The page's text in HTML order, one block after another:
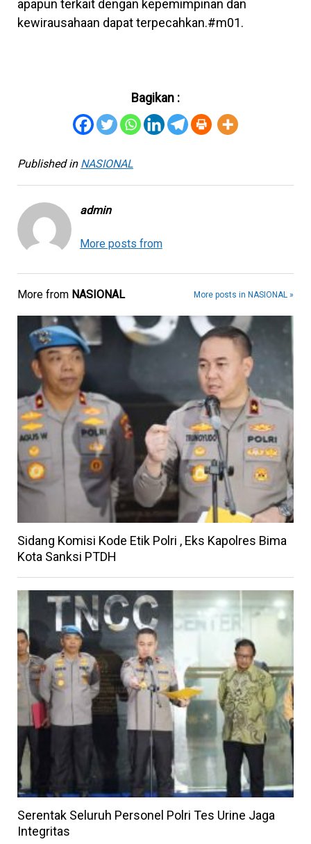
apapun terkait dengan kepemimpinan dan
kewirausahaan dapat terpecahkan.#m01.
Bagikan :
Published in NASIONAL
admin
More posts from
More from NASIONAL More posts in NASIONAL »
Sidang Komisi Kode Etik Polri , Eks Kapolres Bima
Kota Sanksi PTDH
Serentak Seluruh Personel Polri Tes Urine Jaga
Integritas